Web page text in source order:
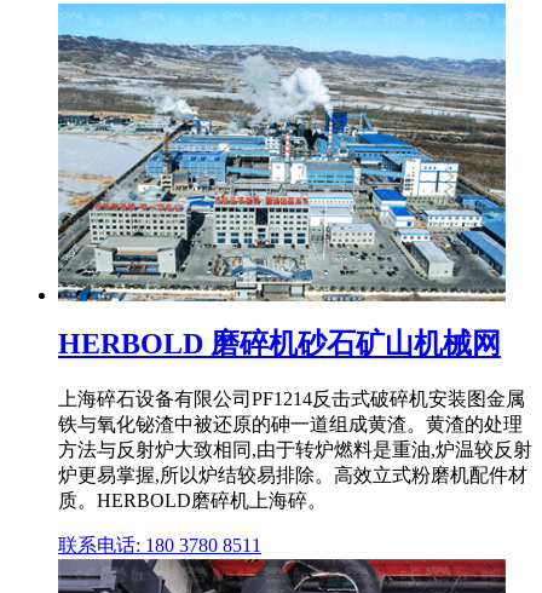
HERBOLD 磨碎机砂石矿山机械网
上海碎石设备有限公司PF1214反击式破碎机安装图金属
铁与氧化铋渣中被还原的砷一道组成黄渣。黄渣的处理
方法与反射炉大致相同,由于转炉燃料是重油,炉温较反射
炉更易掌握,所以炉结较易排除。高效立式粉磨机配件材
质。HERBOLD磨碎机上海碎。
联系电话: 180 3780 8511